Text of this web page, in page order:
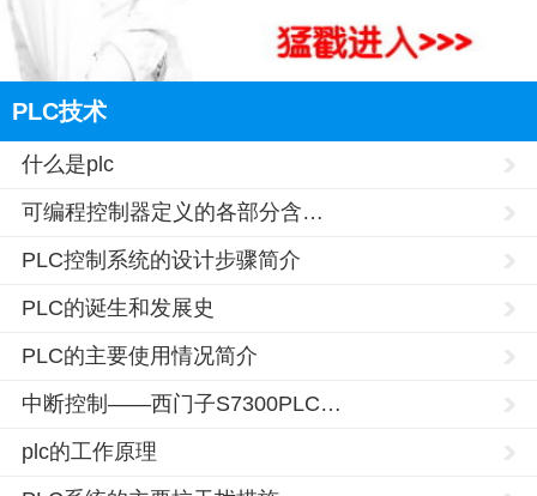
PLC技术
什么是plc
可编程控制器定义的各部分含…
PLC控制系统的设计步骤简介
PLC的诞生和发展史
PLC的主要使用情况简介
中断控制——西门子S7300PLC…
plc的工作原理